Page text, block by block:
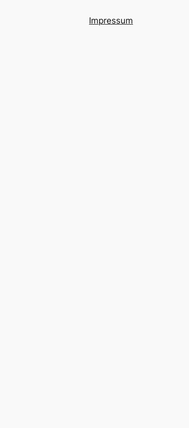
Impressum